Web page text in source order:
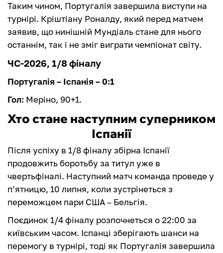
Таким чином, Португалія завершила виступи на
турнірі. Кріштіану Роналду, який перед матчем
заявив, що нинішній Мундіаль стане для нього
останнім, так і не зміг виграти чемпіонат світу.
ЧС-2026, 1/8 фіналу
Португалія – Іспанія – 0:1
Гол: Меріно, 90+1.
Хто стане наступним суперником
Іспанії
Після успіху в 1/8 фіналу збірна Іспанії
продовжить боротьбу за титул уже в
чвертьфіналі. Наступний матч команда проведе у
п’ятницю, 10 липня, коли зустрінеться з
переможцем пари США – Бельгія.
Поєдинок 1/4 фіналу розпочнеться о 22:00 за
київським часом. Іспанці зберігають шанси на
перемогу в турнірі, тоді як Португалія завершила